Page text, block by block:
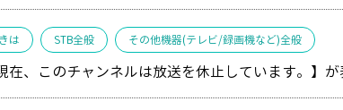
は STB全般 その他機器(テレビ/録画機など)全般
在、このチャンネルは放送を休止しています。】が